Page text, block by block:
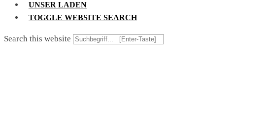
UNSER LADEN
TOGGLE WEBSITE SEARCH
Search this website